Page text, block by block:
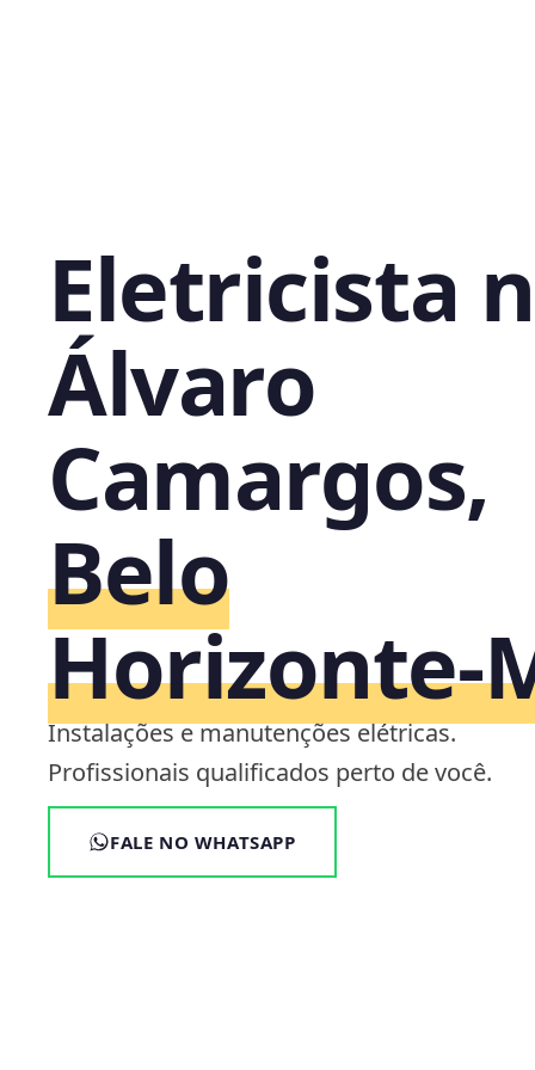
Eletricista
Álvaro
Camargos,
Belo
Instalações e manutenções elétricas.
Profissionais qualificados perto de você.
FALE NO WHATSAPP